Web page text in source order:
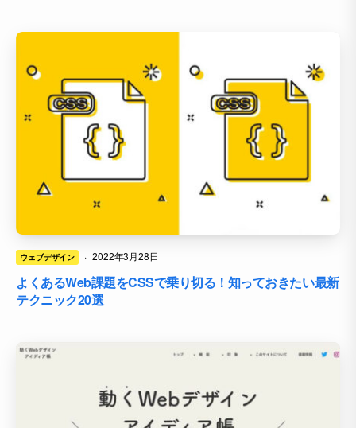
ウェブデザイン · 2022年3月28日
よくあるWeb課題をCSSで乗り切る！知っておきたい最新
テクニック20選